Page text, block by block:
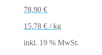
78,90 €
15,78 € /kg
inkl. 19 % MwSt.